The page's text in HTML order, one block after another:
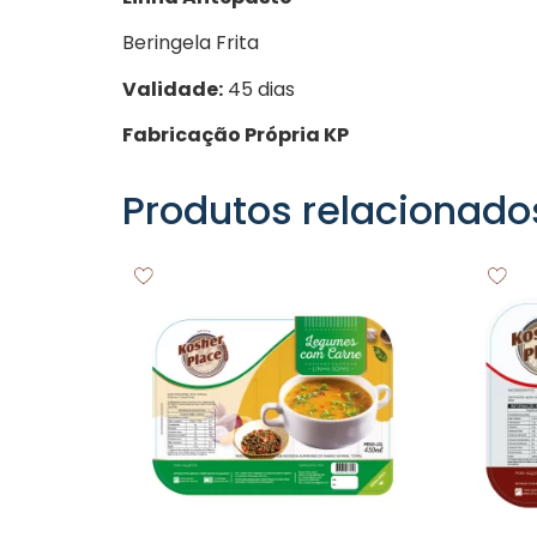
Beringela Frita
Validade: 45 dias
Fabricação Própria KP
Produtos